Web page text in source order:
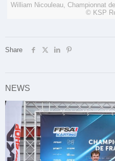
William Nicouleau, Championnat
© KSP
Share
NEWS